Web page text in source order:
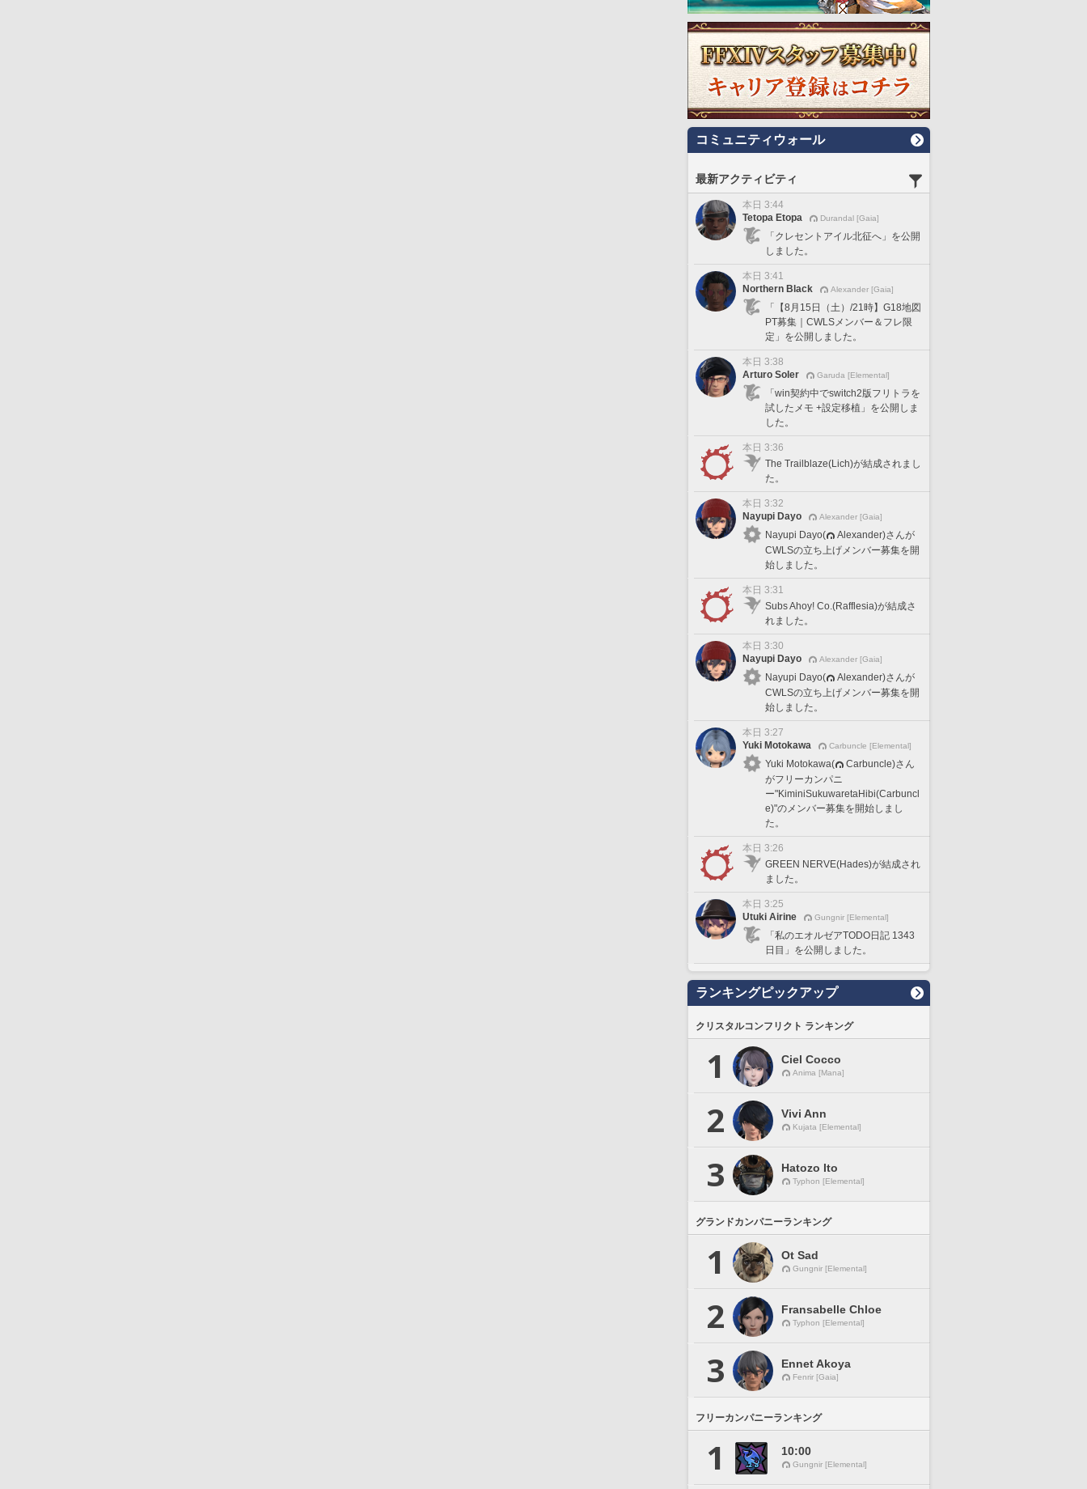
コミュニティウォール
最新アクティビティ
本日 3:44
Tetopa Etopa
Durandal [Gaia]
「クレセントアイル北征へ」を公開
しました。
本日 3:41
Northern Black
Alexander [Gaia]
「【8月15日（土）/21時】G18地図
PT募集｜CWLSメンバー＆フレ限
定」を公開しました。
本日 3:38
Arturo Soler
Garuda [Elemental]
「win契約中でswitch2版フリトラを
試したメモ +設定移植」を公開しま
した。
本日 3:36
The Trailblaze(Lich)が結成されまし
た。
本日 3:32
Nayupi Dayo
Alexander [Gaia]
Nayupi Dayo(
Alexander)さんが
CWLSの立ち上げメンバー募集を開
始しました。
本日 3:31
Subs Ahoy! Co.(Rafflesia)が結成さ
れました。
本日 3:30
Nayupi Dayo
Alexander [Gaia]
Nayupi Dayo(
Alexander)さんが
CWLSの立ち上げメンバー募集を開
始しました。
本日 3:27
Yuki Motokawa
Carbuncle [Elemental]
Yuki Motokawa(
Carbuncle)さん
がフリーカンパニ
ー"KiminiSukuwaretaHibi(Carbuncl
e)"のメンバー募集を開始しまし
た。
本日 3:26
GREEN NERVE(Hades)が結成され
ました。
本日 3:25
Utuki Airine
Gungnir [Elemental]
「私のエオルゼアTODO日記 1343
日目」を公開しました。
ランキングピックアップ
クリスタルコンフリクト ランキング
1 Ciel Cocco
Anima [Mana]
2 Vivi Ann
Kujata [Elemental]
3 Hatozo Ito
Typhon [Elemental]
グランドカンパニーランキング
1 Ot Sad
Gungnir [Elemental]
2 Fransabelle Chloe
Typhon [Elemental]
3 Ennet Akoya
Fenrir [Gaia]
フリーカンパニーランキング
1 10:00
Gungnir [Elemental]